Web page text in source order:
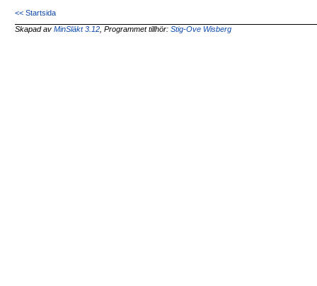
<< Startsida
Skapad avMinSläkt 3.12 , Programmet tillhör:Stig-Ove Wisberg